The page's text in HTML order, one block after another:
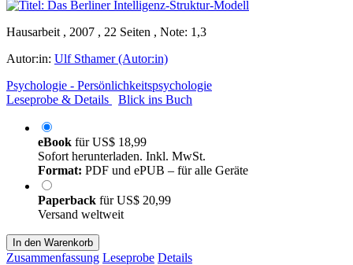
Hausarbeit , 2007 , 22 Seiten , Note: 1,3
Autor:in: Ulf Sthamer (Autor:in)
Psychologie - Persönlichkeitspsychologie
Leseprobe & Details
Blick ins Buch
eBook fürUS$ 18,99
Sofort herunterladen. Inkl. MwSt.
Format: PDF und ePUB – für alle Geräte
Paperback fürUS$ 20,99
Versand weltweit
In den Warenkorb
Zusammenfassung Leseprobe Details